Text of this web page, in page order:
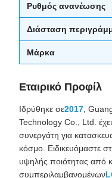
Ρυθμός ανανέωσης
Διάσταση
Μάρκα
Εταιρικό Προφίλ
Ιδρύθηκε σε2017 ,
Technology Co., Ltd. έχει
συνεργάτη για
κόσμο. Ειδικευόμαστε
υψηλής ποιότητας από
συμπεριλαμβανομένων